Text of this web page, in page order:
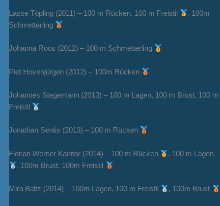
Lasse Töpling (2011) – 100 m Rücken, 100 m Freistil
, 100m
Schmetterling
Johanna Roos (2012) – 100 m Schmetterling
Piet Hovenjürgen (2012) – 100m Rücken
Johannes Stegemann (2013) – 100 m Lagen, 100 m Brust, 100 m
Freistil
Jonathan Sentis (2013) – 100 m Rücken
Florian Werner Kaintor (2014) – 100 m Rücken
, 100 m Lagen
, 100m Brust, 100m Freistil
Mira Baltz (2014) – 100m Lagen, 100 m Freistil , 100m Brust